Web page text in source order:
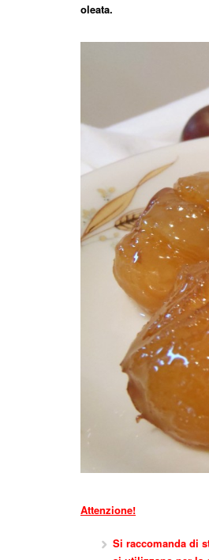
oleata.
Attenzione!
Si raccomanda di